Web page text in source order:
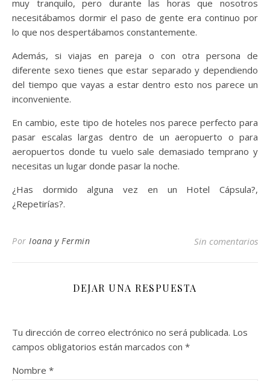
muy tranquilo, pero durante las horas que nosotros
necesitábamos dormir el paso de gente era continuo por
lo que nos despertábamos constantemente.
Además, si viajas en pareja o con otra persona de
diferente sexo tienes que estar separado y dependiendo
del tiempo que vayas a estar dentro esto nos parece un
inconveniente.
En cambio, este tipo de hoteles nos parece perfecto para
pasar escalas largas dentro de un aeropuerto o para
aeropuertos donde tu vuelo sale demasiado temprano y
necesitas un lugar donde pasar la noche.
¿Has dormido alguna vez en un Hotel Cápsula?,
¿Repetirías?.
Por Ioana y Fermin Sin comentarios
DEJAR UNA RESPUESTA
Tu dirección de correo electrónico no será publicada. Los
campos obligatorios están marcados con *
Nombre *